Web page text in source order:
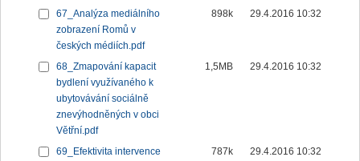
67_Analýza mediálního
zobrazení Romů v
českých médiích.pdf
898k 29.4.2016 10:32
68_Zmapování kapacit
bydlení využívaného k
ubytovávání sociálně
znevýhodněných v obci
Větřní.pdf
1,5MB 29.4.2016 10:32
69_Efektivita intervence
787k 29.4.2016 10:32